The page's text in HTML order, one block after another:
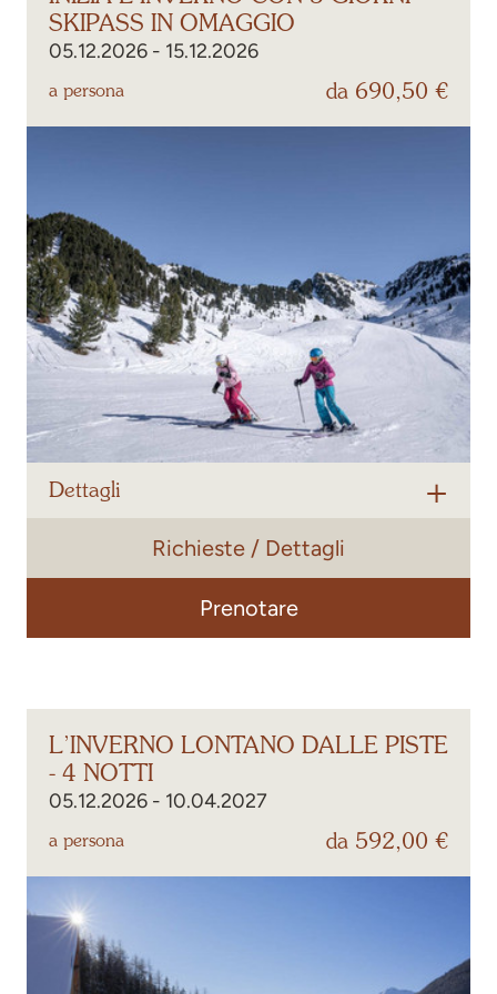
SKIPASS IN OMAGGIO
05.12.2026 - 15.12.2026
a persona da 690,50 €
Dettagli
A partire da un soggiorno di 4 notti
Aspettate con piacere l’apertura della stagione il
e vivete emozionanti giornate sulla
Richieste / Dettagli
Prenotare
L’INVERNO LONTANO DALLE PISTE
- 4 NOTTI
05.12.2026 - 10.04.2027
a persona da 592,00 €